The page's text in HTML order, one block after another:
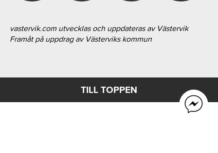
vastervik.com utvecklas och uppdateras av Västervik
Framåt på uppdrag av Västerviks kommun
TILL TOPPEN